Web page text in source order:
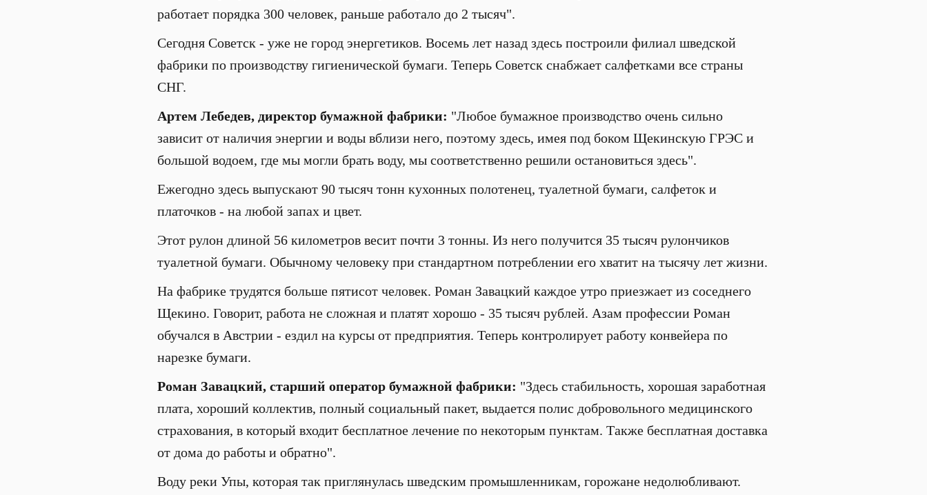
работает порядка 300 человек, раньше работало до 2 тысяч".
Сегодня Советск - уже не город энергетиков. Восемь лет назад здесь построили филиал шведской
фабрики по производству гигиенической бумаги. Теперь Советск снабжает салфетками все страны
СНГ.
Артем Лебедев, директор бумажной фабрики: "Любое бумажное производство очень сильно
зависит от наличия энергии и воды вблизи него, поэтому здесь, имея под боком Щекинскую ГРЭС и
большой водоем, где мы могли брать воду, мы соответственно решили остановиться здесь".
Ежегодно здесь выпускают 90 тысяч тонн кухонных полотенец, туалетной бумаги, салфеток и
платочков - на любой запах и цвет.
Этот рулон длиной 56 километров весит почти 3 тонны. Из него получится 35 тысяч рулончиков
туалетной бумаги. Обычному человеку при стандартном потреблении его хватит на тысячу лет жизни.
На фабрике трудятся больше пятисот человек. Роман Завацкий каждое утро приезжает из соседнего
Щекино. Говорит, работа не сложная и платят хорошо - 35 тысяч рублей. Азам профессии Роман
обучался в Австрии - ездил на курсы от предприятия. Теперь контролирует работу конвейера по
нарезке бумаги.
Роман Завацкий, старший оператор бумажной фабрики: "Здесь стабильность, хорошая заработная
плата, хороший коллектив, полный социальный пакет, выдается полис добровольного медицинского
страхования, в который входит бесплатное лечение по некоторым пунктам. Также бесплатная доставка
от дома до работы и обратно".
Воду реки Упы, которая так приглянулась шведским промышленникам, горожане недолюбливают.